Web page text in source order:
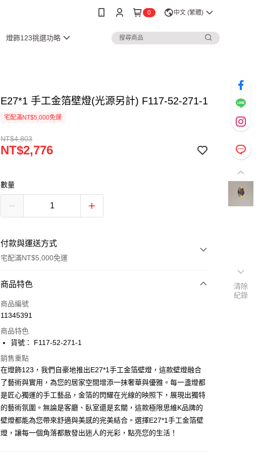
0 中文 (繁體)
燈飾123挑選功略
E27*1 手工金箔壁燈(光源另計) F117-52-271-1
宅配滿NT$5,000免運
NT$4,803
NT$2,776
數量
付款與運送方式
宅配滿NT$5,000免運
付款方式
信用卡一次付款
Apple Pay
街口支付
Google Pay
全盈+PAY
AFTEE先享後付
商品特色
商品編號
11345391
商品特色
貨號： F117-52-271-1
銷售重點
在燈飾123，我們自豪地推出E27*1手工金箔壁燈，這款壁燈融合
了藝術與實用，為您的居家空間增添一抹奢華與優雅。每一盞燈都
是匠心獨運的手工藝品，金箔的閃耀在光線的映照下，展現出獨特
的藝術氛圍。無論是客廳、臥室還是玄關，這款極限思維K品牌的
壁燈都能為您帶來舒適與美感的完美結合。選擇E27*1手工金箔壁
燈，讓每一個角落都散發出迷人的光彩，點亮您的生活！
清除
紀錄